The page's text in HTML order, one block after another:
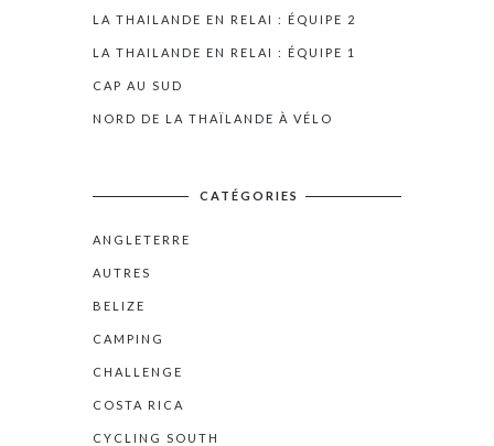
LA THAILANDE EN RELAI : ÉQUIPE 2
LA THAILANDE EN RELAI : ÉQUIPE 1
CAP AU SUD
NORD DE LA THAÏLANDE À VÉLO
CATÉGORIES
ANGLETERRE
AUTRES
BELIZE
CAMPING
CHALLENGE
COSTA RICA
CYCLING SOUTH